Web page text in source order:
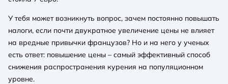
У тебя может возникнуть вопрос, зачем постоянно повышать
налоги, если почти двукратное увеличение цены не влияет
на вредные привычки французов? Но и на него у ученых
есть ответ: повышение цены – самый эффективный способ
снижения распространения курения на популяционном
уровне.